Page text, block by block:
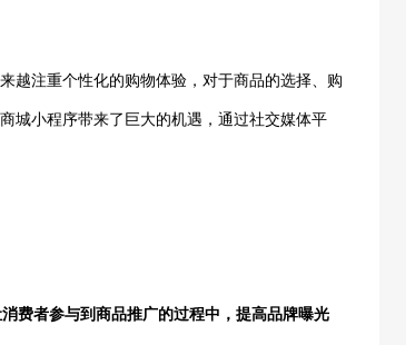
越注重个性化的购物体验，对于商品的选择、购
城小程序带来了巨大的机遇，通过社交媒体平
费者参与到商品推广的过程中，提高品牌曝光